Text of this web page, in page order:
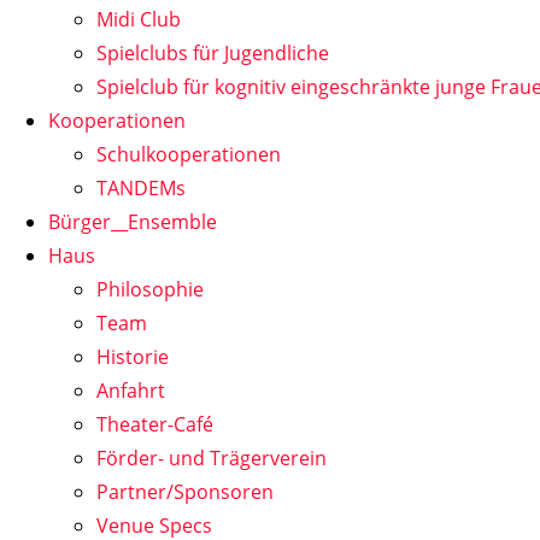
Midi Club
Spielclubs für Jugendliche
Spielclub für kognitiv eingeschränkte junge
Kooperationen
Schulkooperationen
TANDEMs
Bürger__Ensemble
Haus
Philosophie
Team
Historie
Anfahrt
Theater-Café
Förder- und Trägerverein
Partner/Sponsoren
Venue Specs